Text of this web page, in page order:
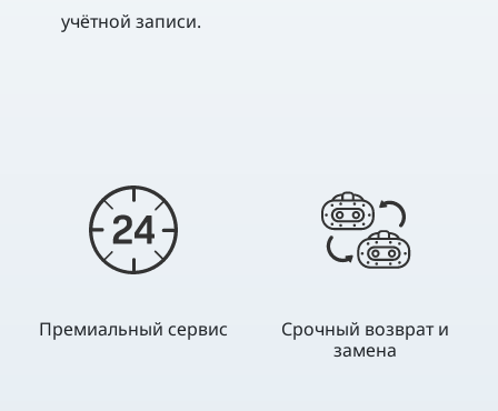
учётной записи.
Премиальный сервис
Срочный возврат и
замена